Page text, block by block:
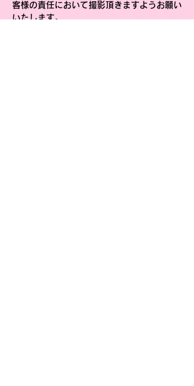
客様の責任において撮影頂きますようお願い
いたします。